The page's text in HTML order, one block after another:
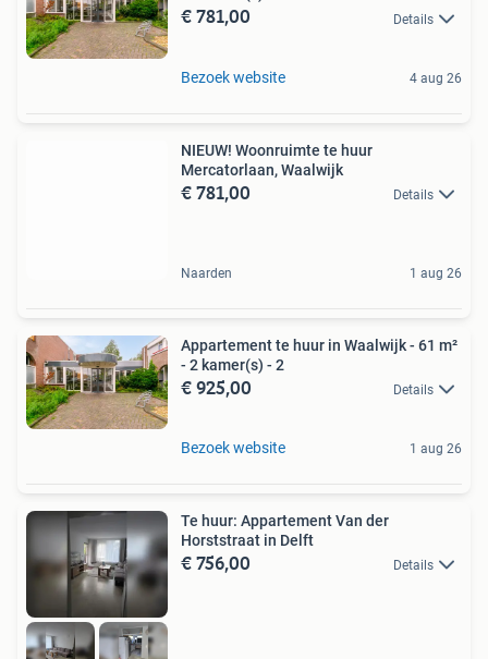
€ 781,00 Details
Bezoek website 4 aug 26
NIEUW! Woonruimte te huur
Mercatorlaan, Waalwijk
€ 781,00 Details
Naarden 1 aug 26
Appartement te huur in Waalwijk - 61 m²
- 2 kamer(s) - 2
€ 925,00 Details
Bezoek website 1 aug 26
Te huur: Appartement Van der
Horststraat in Delft
€ 756,00 Details